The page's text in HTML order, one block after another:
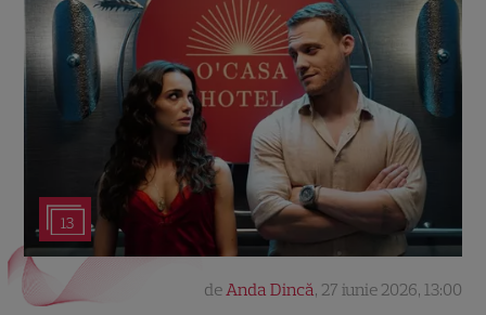
13
deAnda Dincă, 27 iunie 2026, 13:00